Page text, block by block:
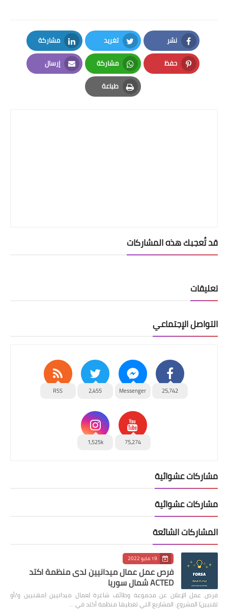
نشر
Facebook
تغريد
Twitter
مشاركة
LinkedIn
حفظ
Pinterest
مشاركة
Whatsapp
إرسال
Email
طباعة
Print
قد تُعجبك هذه المشاركات
تعليقات
التواصل الإجتماعي
25,742
Messenger
2,455
RSS
75,274
1,525k
مشاركات عشوائية
مشاركات عشوائية
المشاركات الشائعة
19 مايو 2022
فرص عمل عمال ميدانيين لدى منظمة اكتد
ACTED شمال سوريا
فرص عمل الإعلان عن مجموعة وظائف شاغرة لعمال ميدانيين (مهنيين و/أو
تقنيين) المشروع: المشاريع التي تغطيها منظمة أكتد في …